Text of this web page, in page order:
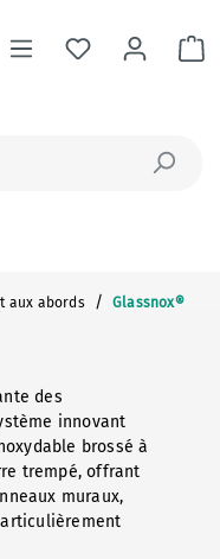
aux abords / Glassnox®
des
innovant
brossé à
trempé, offrant
muraux,